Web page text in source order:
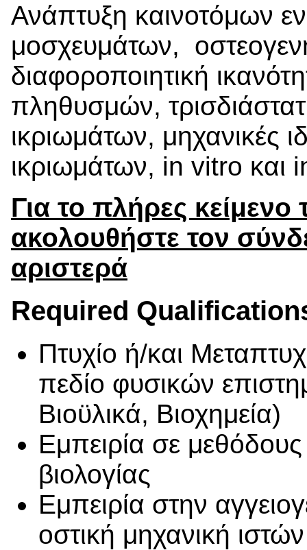
Ανάπτυξη καινοτόμων
μοσχευμάτων,
διαφοροποιητική
πληθυσμών,
ικριωμάτων, μηχανικές
ικριωμάτων, in vitro και
Για το πλήρες
ακολουθήστε τον
αριστερά
Required
Πτυχίο ή/και
πεδίο φυσικών
Βιοϋλικά, Βιοχημεία)
Εμπειρία σε μεθόδους
βιολογίας
Εμπειρία στην
οστική μηχανική